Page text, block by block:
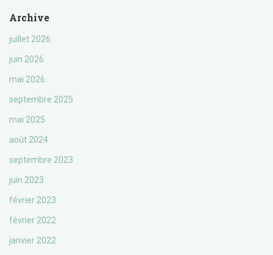
Archive
juillet 2026
juin 2026
mai 2026
septembre 2025
mai 2025
août 2024
septembre 2023
juin 2023
février 2023
février 2022
janvier 2022